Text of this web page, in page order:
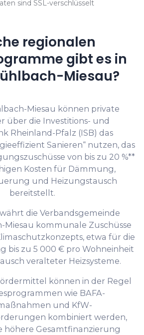
sind SSL-verschlüsselt
regionalen
gibt es in
Miesau?
Miesau können private
über die Investitions- und
Rheinland-Pfalz (ISB) das
Sanieren“ nutzen, das
von bis zu 20 %**
Kosten für Dämmung,
und Heizungstausch
bereitstellt.
die Verbandsgemeinde
kommunale Zuschüsse
etwa für die
bis zu 5 000 € pro Wohneinheit
veralteter Heizsysteme.
können in der Regel
wie BAFA-
und KfW-
kombiniert werden,
höhere Gesamtfinanzierung